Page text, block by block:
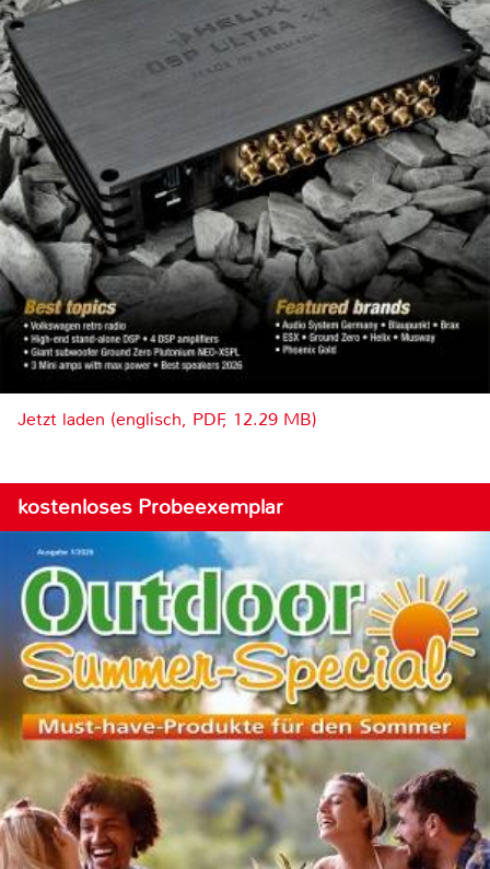
Jetzt laden (englisch, PDF, 12.29 MB)
kostenloses Probeexemplar